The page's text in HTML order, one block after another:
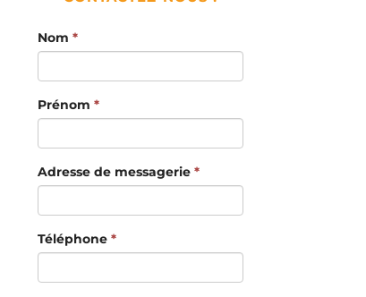
Nom *
Prénom *
Adresse de messagerie *
Téléphone *